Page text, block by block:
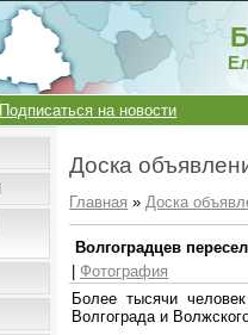
Подписаться на новости
Доска
Главная »Доска
Волгоградцев
|Фотография
Более тысячи
Волгограда и